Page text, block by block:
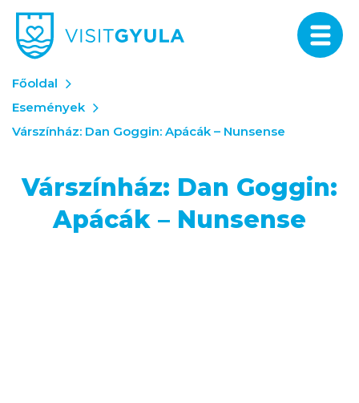
Főoldal
Események
Várszínház: Dan Goggin: Apácák – Nunsense
Várszínház: Dan Goggin:
Apácák – Nunsense